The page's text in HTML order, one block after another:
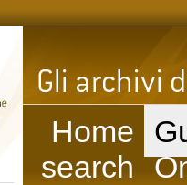
Home
search